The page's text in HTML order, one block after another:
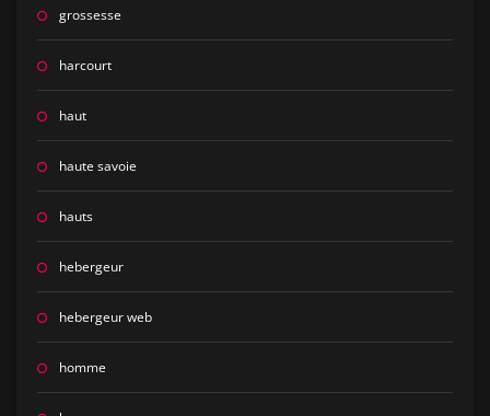
grossesse
harcourt
haut
haute savoie
hauts
hebergeur
hebergeur web
homme